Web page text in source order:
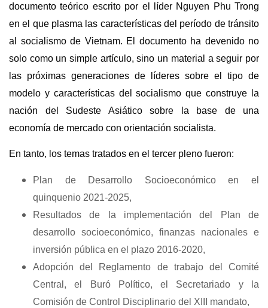
documento teórico escrito por el líder Nguyen Phu Trong
en el que plasma las características del período de tránsito
al socialismo de Vietnam. El documento ha devenido no
solo como un simple artículo, sino un material a seguir por
las próximas generaciones de líderes sobre el tipo de
modelo y características del socialismo que construye la
nación del Sudeste Asiático sobre la base de una
economía de mercado con orientación socialista.
En tanto, los temas tratados en el tercer pleno fueron:
Plan de Desarrollo Socioeconómico en el
quinquenio 2021-2025,
Resultados de la implementación del Plan de
desarrollo socioeconómico, finanzas nacionales e
inversión pública en el plazo 2016-2020,
Adopción del Reglamento de trabajo del Comité
Central, el Buró Político, el Secretariado y la
Comisión de Control Disciplinario del XIII mandato,